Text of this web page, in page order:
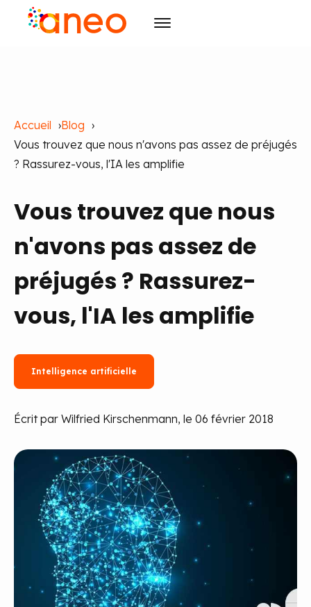
Intelligence Artificielle
Design
Agilité
Formation
Formation et IA
Technologies avancées
ArmoniK
Qyma
Pilotage par la Valeur
R&D
Culture
Raison d'être
Initiatives
Blog
Cas clients
Évènements
Agenda
Les incontournables
Actualités
Contact
Accueil
Blog
Vous trouvez que nous n'avons pas assez de préjugés
? Rassurez-vous, l'IA les amplifie
Vous trouvez que nous
n'avons pas assez de
préjugés ? Rassurez-
vous, l'IA les amplifie
Intelligence artificielle
Écrit par Wilfried Kirschenmann, le 06 février 2018